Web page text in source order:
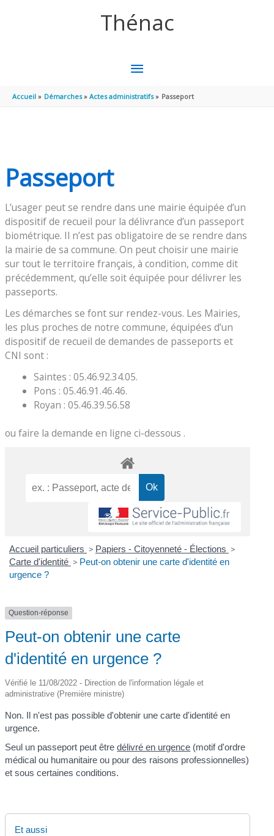
Thénac
MENU
PRINCIPAL
Accueil Démarches Actes administratifs Passeport
Passeport
L’usager peut se rendre dans une mairie équipée d’un
dispositif de recueil pour la délivrance d’un passeport
biométrique. Il n’est pas obligatoire de se rendre dans
la mairie de sa commune. On peut choisir une mairie
sur tout le territoire français, à condition, comme dit
précédemment, qu’elle soit équipée pour délivrer les
passeports.
Les démarches se font sur rendez-vous. Les Mairies,
les plus proches de notre commune, équipées d’un
dispositif de recueil de demandes de passeports et
CNI sont :
Saintes : 05.46.92.34.05.
Pons : 05.46.91.46.46.
Royan : 05.46.39.56.58
ou faire la demande en ligne ci-dessous .
Accueil particuliers > Papiers - Citoyenneté - Élections >
Carte d'identité > Peut-on obtenir une carte d'identité en
urgence ?
Question-réponse
Peut-on obtenir une carte
d'identité en urgence ?
Vérifié le 11/08/2022 - Direction de l'information légale et
administrative (Première ministre)
Non. Il n'est pas possible d'obtenir une carte d'identité en
urgence.
Seul un passeport peut êtredélivré en urgence (motif d'ordre
médical ou humanitaire ou pour des raisons professionnelles)
et sous certaines conditions.
Et aussi